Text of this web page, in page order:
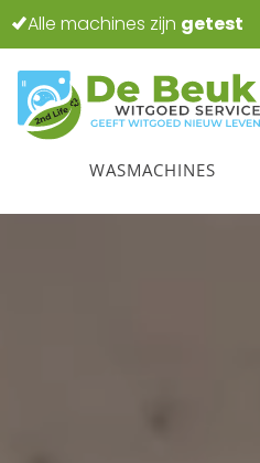
Alle machines zijn getest
WASMACHINES